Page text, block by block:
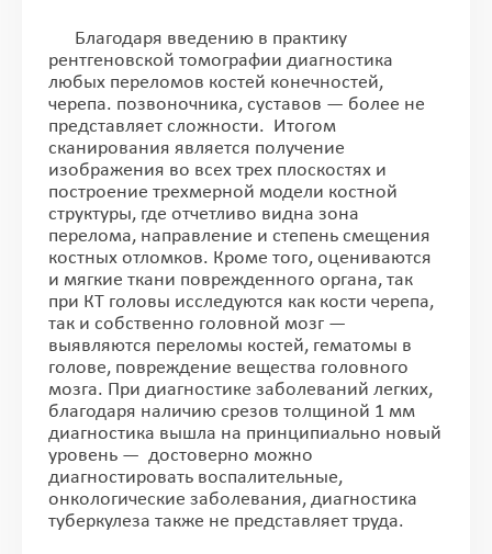
Благодаря введению в практику
рентгеновской томографии диагностика
любых переломов костей конечностей,
черепа. позвоночника, суставов — более не
представляет сложности. Итогом
сканирования является получение
изображения во всех трех плоскостях и
построение трехмерной модели костной
структуры, где отчетливо видна зона
перелома, направление и степень смещения
костных отломков. Кроме того, оцениваются
и мягкие ткани поврежденного органа, так
при КТ головы исследуются как кости черепа,
так и собственно головной мозг —
выявляются переломы костей, гематомы в
голове, повреждение вещества головного
мозга. При диагностике заболеваний легких,
благодаря наличию срезов толщиной 1 мм
диагностика вышла на принципиально новый
уровень — достоверно можно
диагностировать воспалительные,
онкологические заболевания, диагностика
туберкулеза также не представляет труда.